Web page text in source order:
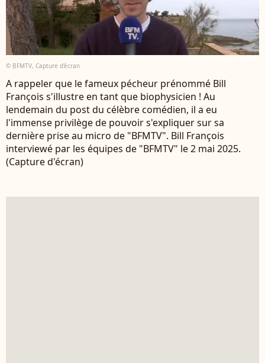
© BFMTV, Capture d'écran
A rappeler que le fameux pécheur prénommé Bill
François s'illustre en tant que biophysicien ! Au
lendemain du post du célèbre comédien, il a eu
l'immense privilège de pouvoir s'expliquer sur sa
dernière prise au micro de "BFMTV". Bill François
interviewé par les équipes de "BFMTV" le 2 mai 2025.
(Capture d'écran)